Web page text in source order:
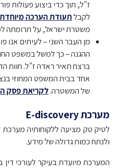
ז"ל, תוך כדי ביצוע פעולות
לקבלתעודת הערכה מיוחדת
משטרת ישראל, על תרומתה
מן העבר השני – לעיתים אנו
ההגנה – כך למשל במשפט
ברצח תאיר ראדה ז"ל. חוות
אחד בבית המשפט המחוזי
של המשטרה.לקריאת פסק
מערכת E-discovery
ולנתח כמות גדולה של מידע.
המערכת מיועדת בעיקר לעורכי דין